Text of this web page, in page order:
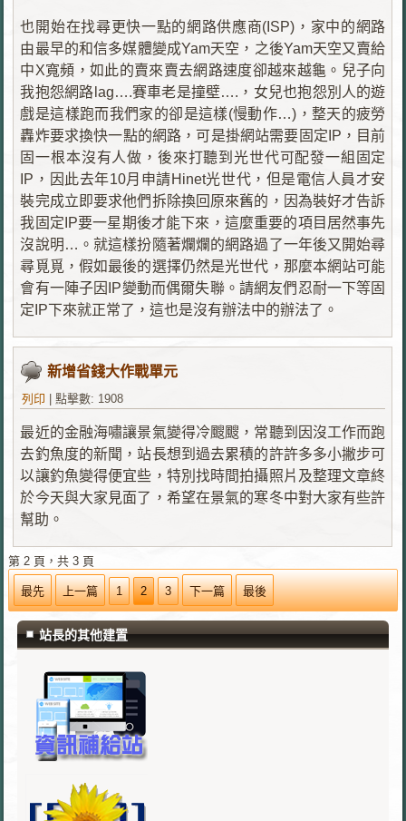
也開始在找尋更快一點的網路供應商(ISP)，家中的網路
由最早的和信多媒體變成Yam天空，之後Yam天空又賣給
中X寬頻，如此的賣來賣去網路速度卻越來越龜。兒子向
我抱怨網路lag….賽車老是撞壁….，女兒也抱怨別人的遊
戲是這樣跑而我們家的卻是這樣(慢動作…)，整天的疲勞
轟炸要求換快一點的網路，可是掛網站需要固定IP，目前
固一根本沒有人做，後來打聽到光世代可配發一組固定
IP，因此去年10月申請Hinet光世代，但是電信人員才安
裝完成立即要求他們拆除換回原來舊的，因為裝好才告訴
我固定IP要一星期後才能下來，這麼重要的項目居然事先
沒說明…。就這樣扮隨著爛爛的網路過了一年後又開始尋
尋覓覓，假如最後的選擇仍然是光世代，那麼本網站可能
會有一陣子因IP變動而偶爾失聯。請網友們忍耐一下等固
定IP下來就正常了，這也是沒有辦法中的辦法了。
新增省錢大作戰單元
列印 |點擊數: 1908
最近的金融海嘯讓景氣變得冷颼颼，常聽到因沒工作而跑
去釣魚度的新聞，站長想到過去累積的許許多多小撇步可
以讓釣魚變得便宜些，特別找時間拍攝照片及整理文章終
於今天與大家見面了，希望在景氣的寒冬中對大家有些許
幫助。
第 2 頁，共 3 頁
最先 上一篇 1 2 3 下一篇 最後
站長的其他建置